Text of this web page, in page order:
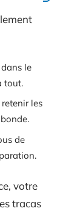
le
tout.
les
de
votre
tracas